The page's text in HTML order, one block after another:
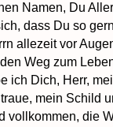
Namen, Du
dass Du so
allezeit vor
Weg zum
ich Dich, Herr,
mein Schild
vollkommen, die